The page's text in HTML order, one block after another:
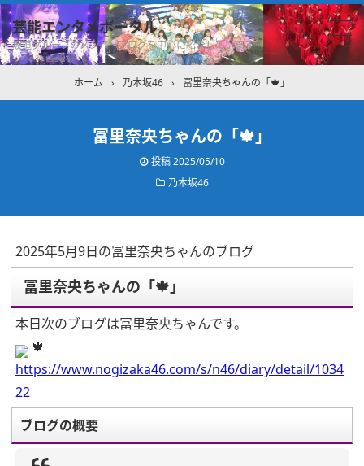
芸能エンタメポータル
坂道グループのメンバーブログを中心に紹介しています
ホーム › 乃木坂46 › 冨里奈央ちゃんの「🍁」
冨里奈央ちゃんの「🍁」
投稿2025/05/10
乃木坂46
2025年5月9日の冨里奈央ちゃんのブログ
冨里奈央ちゃんの「🍁」
本日次のブログは冨里奈央ちゃんです。
🍁
https://www.nogizaka46.com/s/n46/diary/detail/1034
22
ブログの概要